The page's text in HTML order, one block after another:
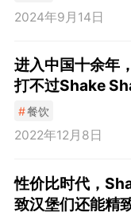
2024年9月14日
进入中国十余年
打不过Shake
#餐饮
2022年12月8日
性价比时代，
致汉堡们还能精